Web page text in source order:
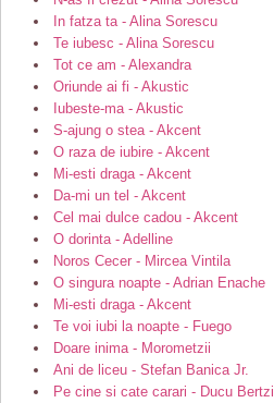
In fatza ta - Alina Sorescu
Te iubesc - Alina Sorescu
Tot ce am - Alexandra
Oriunde ai fi - Akustic
Iubeste-ma - Akustic
S-ajung o stea - Akcent
O raza de iubire - Akcent
Mi-esti draga - Akcent
Da-mi un tel - Akcent
Cel mai dulce cadou - Akcent
O dorinta - Adelline
Noros Cecer - Mircea Vintila
O singura noapte - Adrian Enache
Mi-esti draga - Akcent
Te voi iubi la noapte - Fuego
Doare inima - Morometzii
Ani de liceu - Stefan Banica Jr.
Pe cine si cate carari - Ducu Bertzi